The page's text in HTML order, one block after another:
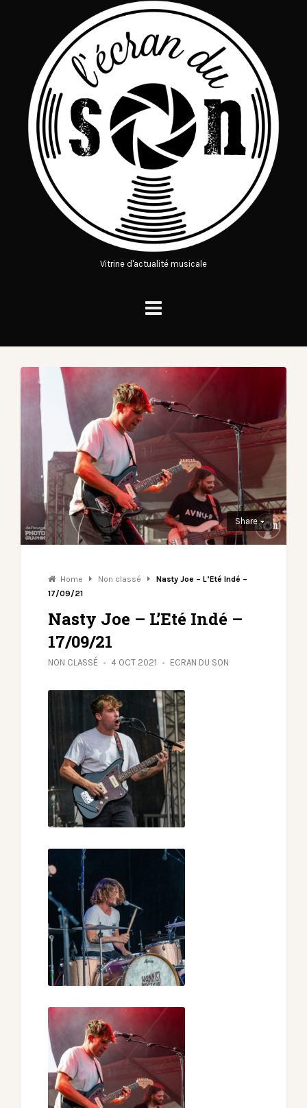
Vitrine d'actualité musicale
Share
Home Non classé
Nasty Joe – L’Eté Indé –
17/09/21
Nasty Joe – L’Eté Indé –
17/09/21
NON CLASSÉ 4 OCT 2021 ECRAN DU SON